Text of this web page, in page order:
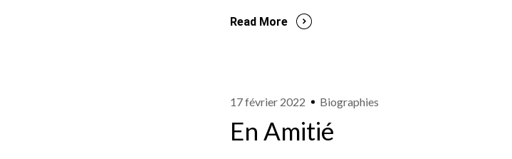
Read More
17 février 2022 Biographies
En Amitié